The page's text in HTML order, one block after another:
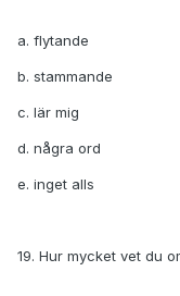
a. flytande
b. stammande
c. lär mig
d. några ord
e. inget alls
19. Hur mycket vet du